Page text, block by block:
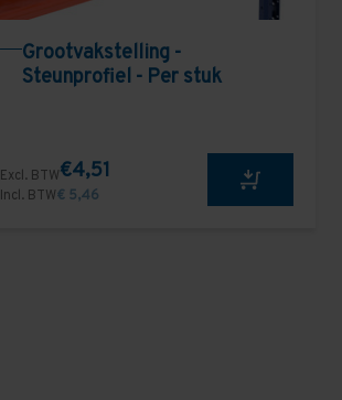
Grootvakstelling -
Steunprofiel - Per stuk
Excl. BTW€4,51
Incl. BTW€ 5,46